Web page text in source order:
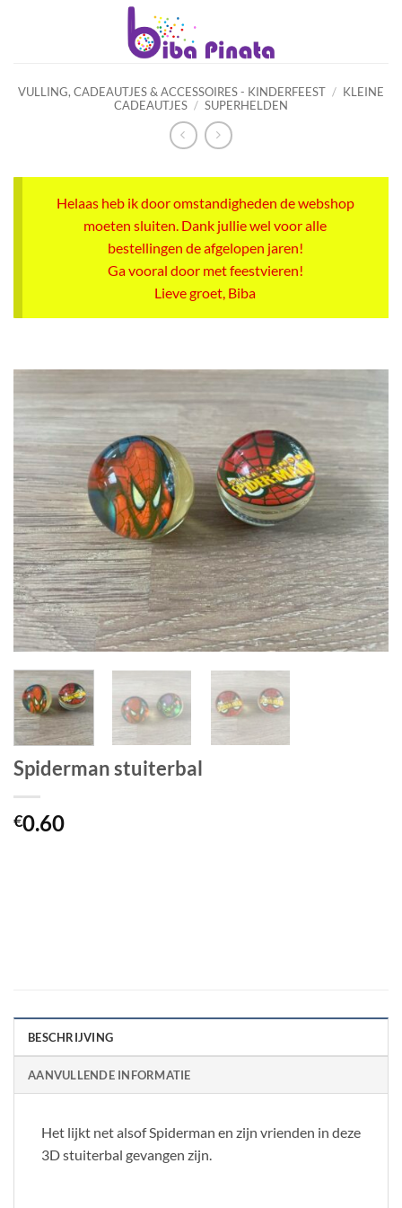
VULLING, CADEAUTJES & ACCESSOIRES - KINDERFEEST / KLEINE
CADEAUTJES / SUPERHELDEN
Helaas heb ik door omstandigheden de webshop
moeten sluiten. Dank jullie wel voor alle
bestellingen de afgelopen jaren!
Ga vooral door met feestvieren!
Lieve groet, Biba
Spiderman stuiterbal
€0.60
BESCHRIJVING
AANVULLENDE INFORMATIE
Het lijkt net alsof Spiderman en zijn vrienden in deze
3D stuiterbal gevangen zijn.